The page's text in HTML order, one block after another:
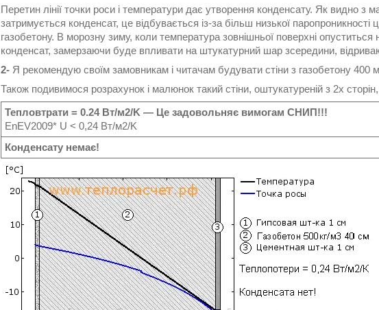
Перетин лінії точки роси і температури дає утворення конденсату. Як видно з
затримується конденсат, це відбувається із-за більш низької
газобетону. В морозну зиму, коли температура зовнішньої поверхні
конденсат, замерзаючи буде впливати на штукатурний шар зсередини,
2- Я рекомендую своїм замовникам і читачам будувати стіни з газобетону 400
Також подивимося розрахунок і малюнок такий стіни, оштукатуреній з 2х сторін,
Тепловтрати = 0.24 Вт/м2/K — Це задовольняє вимогам СНИП!!!
EnEV2009* U < 0,24 Вт/м2/K
Конденсату немає!